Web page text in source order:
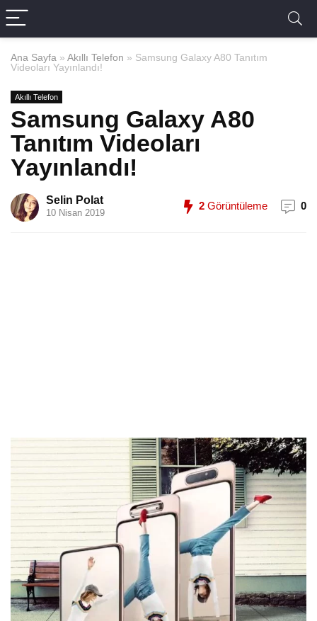
Ana Sayfa » Akıllı Telefon » Samsung Galaxy A80 Tanıtım
Videoları Yayınlandı!
Akıllı Telefon
Samsung Galaxy A80
Tanıtım Videoları
Yayınlandı!
Selin Polat
10 Nisan 2019
2 Görüntüleme 0